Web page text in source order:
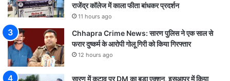
राजेंद्र कॉलेज में काला फीता बांधकर प्रदर्शन
11 hours ago
Chhapra Crime News: सारण पुलिस ने एक साल से
फरार दुष्कर्म के आरोपी गोलू गिरी को किया गिरफ्तार
12 hours ago
सारण में कटाव पर DM का बड़ा एक्शन, इसुआपुर में किया